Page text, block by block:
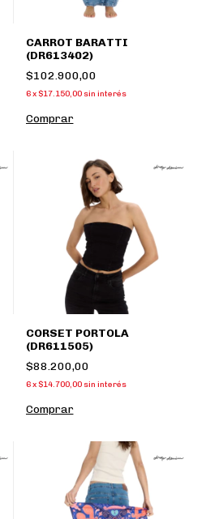
CARROT BARATTI
(DR613402)
$102.900,00
6 x $17.150,00 sin interés
Comprar
CORSET PORTOLA
(DR611505)
$88.200,00
6 x $14.700,00 sin interés
Comprar